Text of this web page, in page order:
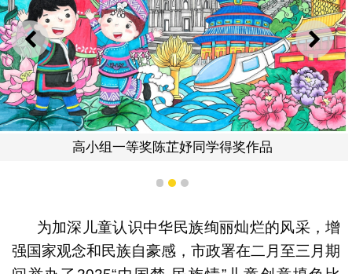
上一则 下一
高小组一等奖陈芷妤同学得奖作品
1 2 3
为加深儿童认识中华民族绚丽灿烂的风采，增
强国家观念和民族自豪感，市政署在二月至三月期